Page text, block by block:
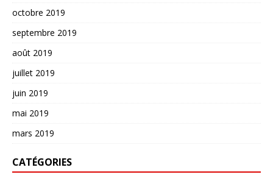
octobre 2019
septembre 2019
août 2019
juillet 2019
juin 2019
mai 2019
mars 2019
CATÉGORIES